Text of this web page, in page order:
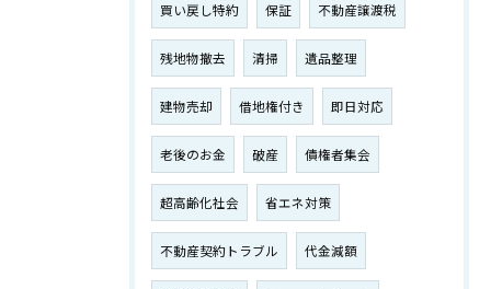
買い戻し特約 保証 不動産譲渡税
残地物撤去 清掃 遺品整理
建物売却 借地権付き 即日対応
老後のお金 破産 債権者集会
超高齢化社会 省エネ対策
不動産契約トラブル 代金減額